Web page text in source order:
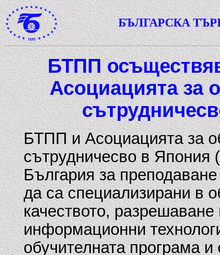
БЪЛГАРСКА
БТПП
Асоциацията за
БТПП и Асоциацията за
сътрудничесво в Япония
България за
да са специализирани в
качеството,
информационни
обучителната програма